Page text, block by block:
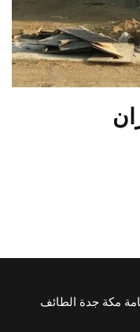
مكة جدة الطائف